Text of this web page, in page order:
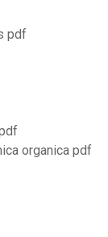
pdf
organica pdf